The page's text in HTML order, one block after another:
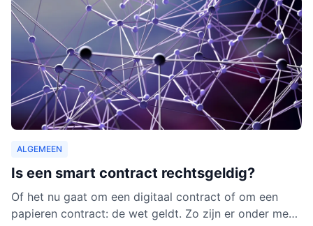
ALGEMEEN
Is een smart contract rechtsgeldig?
Of het nu gaat om een digitaal contract of om een
papieren contract: de wet geldt. Zo zijn er onder meer